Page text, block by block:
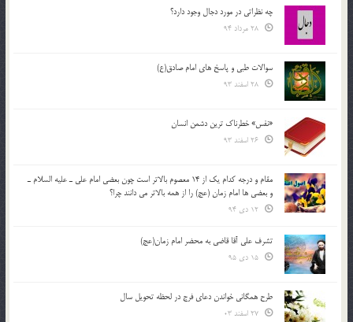
چه نظراتی در مورد دجال وجود دارد؟
سوالات طبی و پاسخ های امام صادق(ع)
«نفس» خطرناک ترین دشمن انسان
مقام و درجه كدام يك از 14 معصوم بالاتر است چون بعضي امام علي ـ عليه السلام ـ
و بعضي ها امام زمان (عج) را از همه بالاتر مي دانند چرا؟
تشرف علي آقا قاضي به محضر امام زمان(عج)
طرح همگانی خواندن دعای فرج در لحظه تحویل سال